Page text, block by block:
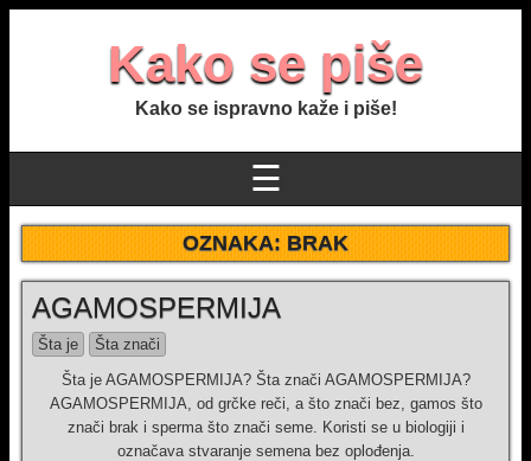
Kako se piše
Kako se ispravno kaže i piše!
☰
OZNAKA:BRAK
AGAMOSPERMIJA
Šta je
Šta znači
Šta je AGAMOSPERMIJA? Šta znači AGAMOSPERMIJA?
AGAMOSPERMIJA, od grčke reči, a što znači bez, gamos što
znači brak i sperma što znači seme. Koristi se u biologiji i
označava stvaranje semena bez oplođenja.